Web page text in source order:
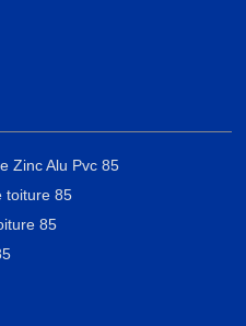
Zinc Alu Pvc 85
toiture 85
85